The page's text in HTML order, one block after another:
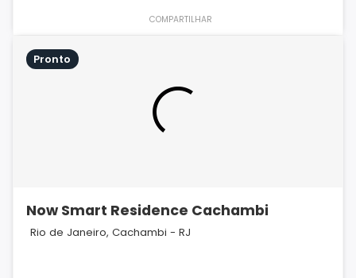
COMPARTILHAR
Pronto
Now Smart Residence Cachambi
Rio de Janeiro, Cachambi - RJ